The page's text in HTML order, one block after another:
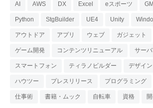
AI AWS DX Excel eスポーツ
Python StgBuilder UE4 Unity
アウトドア アプリ ウェブ ガジェット
ゲーム開発 コンテンツリニューアル サー
スマートフォン ティラノビルダー デザイン
ハウツー プレスリリース プログラミング
仕事術 書籍・ムック 自転車 資格